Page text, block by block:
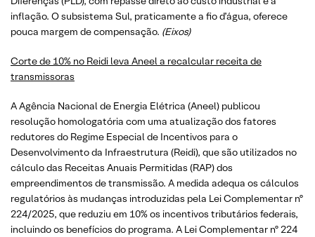
inflação. O subsistema Sul, praticamente a fio d’água, oferece
pouca margem de compensação. (Eixos)
Corte de 10% no Reidi leva Aneel a recalcular receita de
transmissoras
A Agência Nacional de Energia Elétrica (Aneel) publicou
resolução homologatória com uma atualização dos fatores
redutores do Regime Especial de Incentivos para o
Desenvolvimento da Infraestrutura (Reidi), que são utilizados no
cálculo das Receitas Anuais Permitidas (RAP) dos
empreendimentos de transmissão. A medida adequa os cálculos
regulatórios às mudanças introduzidas pela Lei Complementar nº
224/2025, que reduziu em 10% os incentivos tributários federais,
incluindo os benefícios do programa. A Lei Complementar nº 224